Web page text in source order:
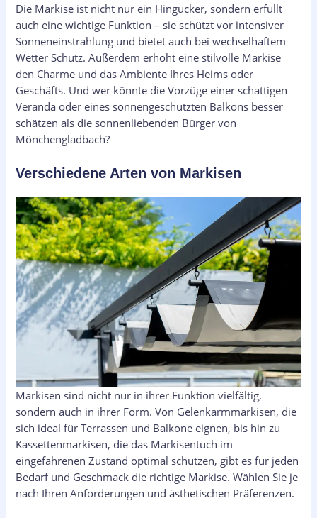
Die Markise ist nicht nur ein Hingucker, sondern erfüllt
auch eine wichtige Funktion – sie schützt vor intensiver
Sonneneinstrahlung und bietet auch bei wechselhaftem
Wetter Schutz. Außerdem erhöht eine stilvolle Markise
den Charme und das Ambiente Ihres Heims oder
Geschäfts. Und wer könnte die Vorzüge einer schattigen
Veranda oder eines sonnengeschützten Balkons besser
schätzen als die sonnenliebenden Bürger von
Mönchengladbach?
Verschiedene Arten von Markisen
Markisen sind nicht nur in ihrer Funktion vielfältig,
sondern auch in ihrer Form. Von Gelenkarmmarkisen, die
sich ideal für Terrassen und Balkone eignen, bis hin zu
Kassettenmarkisen, die das Markisentuch im
eingefahrenen Zustand optimal schützen, gibt es für jeden
Bedarf und Geschmack die richtige Markise. Wählen Sie je
nach Ihren Anforderungen und ästhetischen Präferenzen.